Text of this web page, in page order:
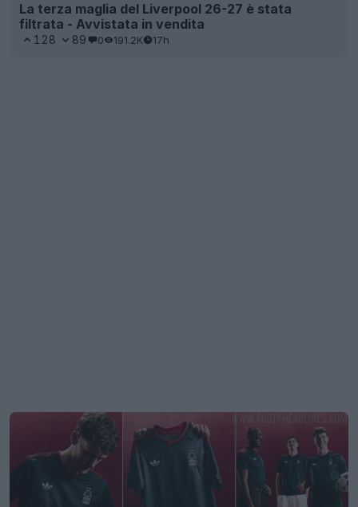
La terza maglia del Liverpool 26-27 è stata
filtrata - Avvistata in vendita
128 89 0 191.2K 17h